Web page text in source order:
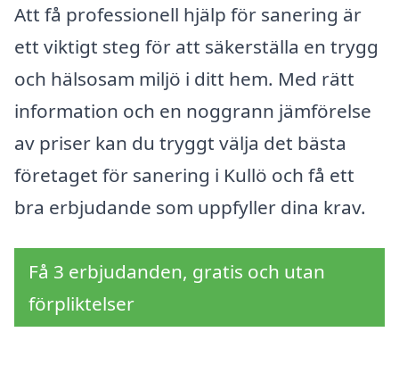
Att få professionell hjälp för sanering är
ett viktigt steg för att säkerställa en trygg
och hälsosam miljö i ditt hem. Med rätt
information och en noggrann jämförelse
av priser kan du tryggt välja det bästa
företaget för sanering i Kullö och få ett
bra erbjudande som uppfyller dina krav.
Få 3 erbjudanden, gratis och utan
förpliktelser